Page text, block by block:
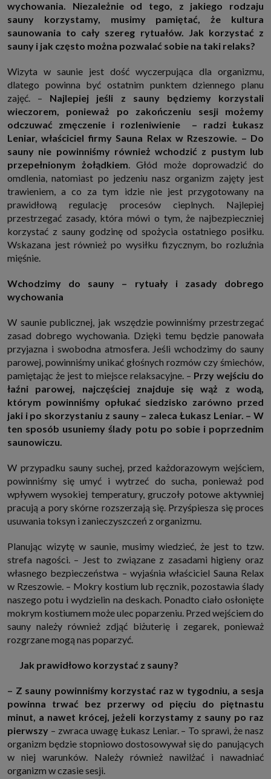
http://www.sagier.pl/
Jeżeli wyrazisz zgodę, o którą wyżej prosimy, administratorami Twoich
danych osobowych będą także nasi Zaufani Partnerzy. Listę Zaufanych
Partnerów możesz sprawdzić w każdym momencie na stronie naszej
polityki prywatności i tam też zmodyfikować lub cofnąć swoje zgody.
Twoje dane przetwarzamy w następujących celach:
1. Jeśli zawieramy z Tobą umowę o realizację danej usługi (np. usługi
zapewniającej Ci możliwość zapoznania się z jednym z naszych serwisów
w oparciu o treść regulaminu tego serwisu), to możemy przetwarzać
Twoje dane w zakresie niezbędnym do realizacji tej umowy.
2. Zapewnianie bezpieczeństwa usługi (np. sprawdzenie, czy do Twojego
konta nie loguje się nieuprawniona osoba), dokonanie pomiarów
statystycznych, ulepszanie naszych usług i dopasowanie ich do potrzeb i
wygody użytkowników (np. personalizowanie treści w usługach), jak
również prowadzenie marketingu i promocji własnych usług (np. jeśli
interesujesz się motoryzacją i oglądasz artykuły w biznesistyl.pl lub na
innych stronach internetowych, to możemy Ci wyświetlić reklamę
dotyczącą artykułu w serwisie biznesistyl.pl/automoto. Takie
przetwarzanie danych to realizacja naszych prawnie uzasadnionych
interesów.
3. Za Twoją zgodą usługi marketingowe dostarczą Ci nasi Zaufani
Partnerzy oraz my dla podmiotów trzecich. Aby móc pokazać interesujące
Cię reklamy (np. produktu, którego możesz potrzebować) reklamodawcy i
ich przedstawiciele chcieliby mieć możliwość przetwarzania Twoich
udzielać, nie pozbawi Cię to dostępu do naszych usług. Masz również
możliwość ograniczenia zakresu lub zmiany zgody w dowolnym
Twoje dane przetwarzane będą do czasu istnienia podstawy do ich
przetwarzania, czyli w przypadku udzielenia zgody do momentu jej
cofnięcia, ograniczenia lub innych działań z Twojej strony ograniczających
tę zgodę, w przypadku niezbędności danych do wykonania umowy, przez
czas jej wykonywania i ewentualnie okres przedawnienia roszczeń z niej
(zwykle nie więcej niż 3 lata, a maksymalnie 10 lat), a w przypadku, gdy
podstawą przetwarzania danych jest uzasadniony interes administratora,
do czasu zgłoszenia przez Ciebie skutecznego sprzeciwu.
Przekazywanie danych
Administratorzy danych mogą powierzać Twoje dane podwykonawcom IT,
księgowym, agencjom marketingowym etc. Zrobią to jedynie na
podstawie umowy o powierzenie przetwarzania danych zobowiązującej
taki podmiot do odpowiedniego zabezpieczenia danych i niekorzystania z
nich do własnych celów.
Na naszych stronach używamy znaczników internetowych takich jak pliki
np. cookie lub local storage do zbierania i przetwarzania danych
osobowych w celu personalizowania treści i reklam oraz analizowania
ruchu na stronach, aplikacjach i w Internecie. W ten sposób technologię tę
wykorzystują również podmioty z Grupy SAGIER oraz nasi Zaufani
Partnerzy, którzy także chcą dopasowywać reklamy do Twoich preferencji.
które przeglądarka wysyła do serwera przy każdorazowym wejściu na
stronę z tego urządzenia, podczas gdy odwiedzasz strony w Internecie.
Szczegółową informację na temat plików cookie i ich funkcjonowania
znajdzieszpod tym linkiem. Pod tym linkiem znajdziesz także informację
o tym jak zmienić ustawienia przeglądarki, aby ograniczyć lub wyłączyć
funkcjonowanie plików cookies itp. oraz jak usunąć takie pliki z Twojego
urządzenia.
Twoje uprawnienia
Przysługują Ci następujące uprawnienia wobec Twoich danych i ich
przetwarzania przez nas, inne podmioty z Grupy SAGIER i Zaufanych
1. Jeśli udzieliłeś zgody na przetwarzanie danych możesz ją w każdej
2. Masz również prawo żądania dostępu do Twoich danych osobowych, ich
sprostowania, usunięcia lub ograniczenia przetwarzania, prawo do
przeniesienia danych, wyrażenia sprzeciwu wobec przetwarzania danych
oraz prawo do wniesienia skargi do organu nadzorczego, którym w Polsce
jest Prezes Urzędu Ochrony Danych Osobowych.Pod tym adresem
znajdziesz dodatkowe informacje dotyczące przetwarzania danych i
wychowania. Niezależnie od tego, z jakiego rodzaju
sauny korzystamy, musimy pamiętać, że kultura
saunowania to cały szereg rytuałów. Jak korzystać z
sauny i jak często można pozwalać sobie na taki relaks?
Wizyta w saunie jest dość wyczerpująca dla organizmu,
dlatego powinna być ostatnim punktem dziennego planu
zajęć. – Najlepiej jeśli z sauny będziemy korzystali
wieczorem, ponieważ po zakończeniu sesji możemy
odczuwać zmęczenie i rozleniwienie – radzi Łukasz
Leniar, właściciel firmy Sauna Relax w Rzeszowie. – Do
sauny nie powinniśmy również wchodzić z pustym lub
przepełnionym żołądkiem. Głód może doprowadzić do
omdlenia, natomiast po jedzeniu nasz organizm zajęty jest
trawieniem, a co za tym idzie nie jest przygotowany na
prawidłową regulację procesów cieplnych. Najlepiej
przestrzegać zasady, która mówi o tym, że najbezpieczniej
korzystać z sauny godzinę od spożycia ostatniego posiłku.
Wskazana jest również po wysiłku fizycznym, bo rozluźnia
mięśnie.
Wchodzimy do sauny – rytuały i zasady dobrego
wychowania
W saunie publicznej, jak wszędzie powinniśmy przestrzegać
zasad dobrego wychowania. Dzięki temu będzie panowała
przyjazna i swobodna atmosfera. Jeśli wchodzimy do sauny
parowej, powinniśmy unikać głośnych rozmów czy śmiechów,
pamiętając że jest to miejsce relaksacyjne. – Przy wejściu do
łaźni parowej, najczęściej znajduje się wąż z wodą,
którym powinniśmy opłukać siedzisko zarówno przed
jaki i po skorzystaniu z sauny – zaleca Łukasz Leniar. – W
ten sposób usuniemy ślady potu po sobie i poprzednim
saunowiczu.
W przypadku sauny suchej, przed każdorazowym wejściem,
powinniśmy się umyć i wytrzeć do sucha, ponieważ pod
wpływem wysokiej temperatury, gruczoły potowe aktywniej
pracują a pory skórne rozszerzają się. Przyśpiesza się proces
usuwania toksyn i zanieczyszczeń z organizmu.
Planując wizytę w saunie, musimy wiedzieć, że jest to tzw.
strefa nagości. – Jest to związane z zasadami higieny oraz
własnego bezpieczeństwa – wyjaśnia właściciel Sauna Relax
w Rzeszowie. – Mokry kostium lub ręcznik, pozostawia ślady
naszego potu i wydzielin na deskach. Ponadto ciało osłonięte
mokrym kostiumem może ulec poparzeniu. Przed wejściem do
sauny należy również zdjąć biżuterię i zegarek, ponieważ
rozgrzane mogą nas poparzyć.
Jak prawidłowo korzystać z sauny?
– Z sauny powinniśmy korzystać raz w tygodniu, a sesja
powinna trwać bez przerwy od pięciu do piętnastu
minut, a nawet krócej, jeżeli korzystamy z sauny po raz
pierwszy – zwraca uwagę Łukasz Leniar. – To sprawi, że nasz
organizm będzie stopniowo dostosowywał się do panujących
w niej warunków. Należy również nawilżać i nawadniać
organizm w czasie sesji.